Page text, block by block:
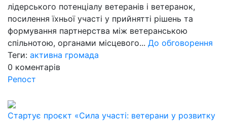
лідерського потенціалу ветеранів і ветеранок,
посилення їхньої участі у прийнятті рішень та
формування партнерства між ветеранською
спільнотою, органами місцевого... До обговорення
Теги: активна громада
0 коментарів
Репост
Стартує проєкт «Сила участі: ветерани у розвитку